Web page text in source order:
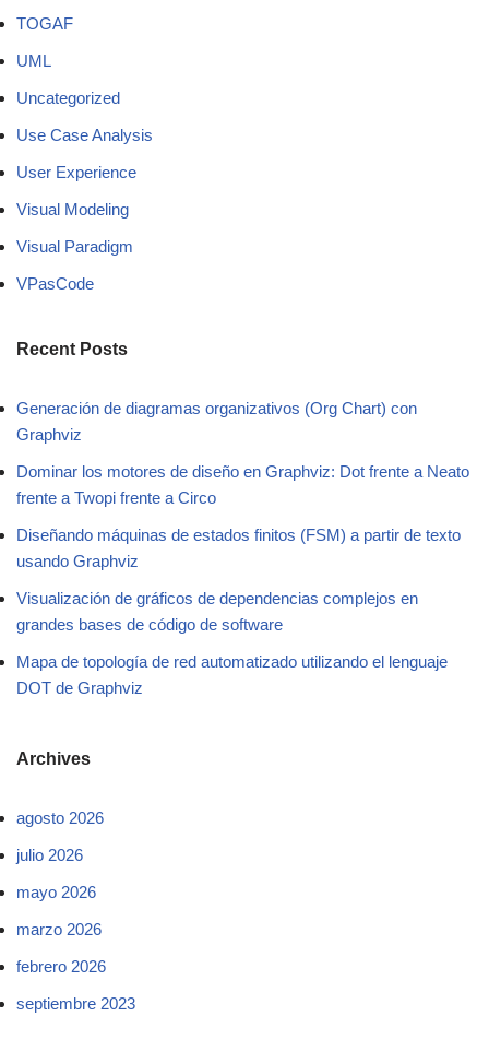
TOGAF
UML
Uncategorized
Use Case Analysis
User Experience
Visual Modeling
Visual Paradigm
VPasCode
Recent Posts
Generación de diagramas organizativos (Org Chart) con
Graphviz
Dominar los motores de diseño en Graphviz: Dot frente a Neato
frente a Twopi frente a Circo
Diseñando máquinas de estados finitos (FSM) a partir de texto
usando Graphviz
Visualización de gráficos de dependencias complejos en
grandes bases de código de software
Mapa de topología de red automatizado utilizando el lenguaje
DOT de Graphviz
Archives
agosto 2026
julio 2026
mayo 2026
marzo 2026
febrero 2026
septiembre 2023